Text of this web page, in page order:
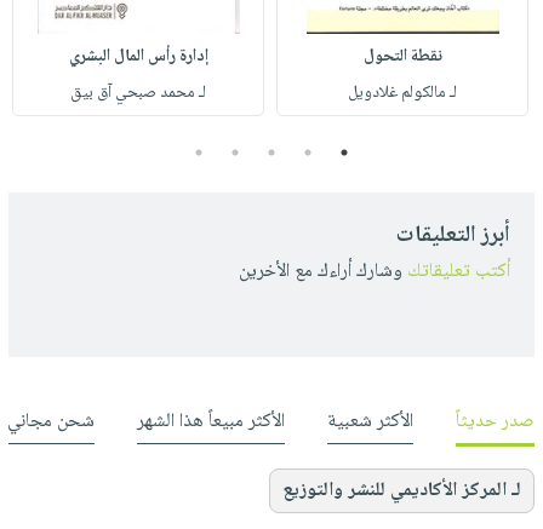
نقطة التحول
لـ مالكولم غلادويل
إدارة رأس المال البشري
لـ محمد صبحي آق بيق
1
2
3
4
5
أبرز التعليقات
أكتب تعليقاتك وشارك أراءك مع الأخرين
صدر حديثاً الأكثر شعبية الأكثر مبيعاً هذا الشهر شحن مجاني
لـ المركز الأكاديمي للنشر والتوزيع